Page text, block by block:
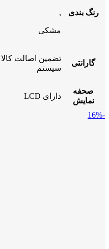
رنگ بندی
,
مشکی
گارانتی
تضمین اصالت
سیستم
صحفه
نمایش
دارای LCD
-16%